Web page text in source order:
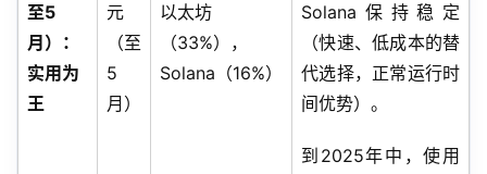
至5
月）：
实用为
王
元
（至
5
月）
以太坊
（33%），
Solana（16%）
Solana保持稳定
（快速、低成本的替
代选择，正常运行时
间优势）。
到2025年中，使用